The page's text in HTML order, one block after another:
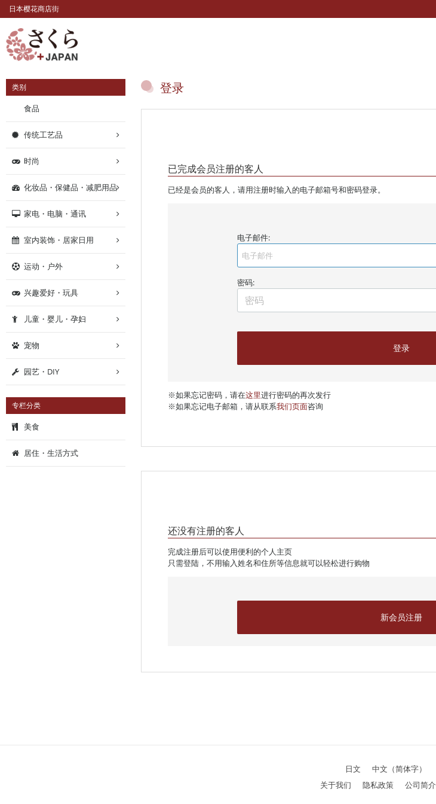
日本樱花商店街
登录
已完成会员注册的客人
已经是会员的客人，请用注册时输入的电子邮箱号和密码登录。
电子邮件:
密码:
登录
※如果忘记密码，请在这里进行密码的再次发行
※如果忘记电子邮箱，请从联系我们页面咨询
还没有注册的客人
完成注册后可以使用便利的个人主页
只需登陆，不用输入姓名和住所等信息就可以轻松进行购物
新会员注册
类别
食品
传统工艺品
时尚
化妆品・保健品・减肥用品
家电・电脑・通讯
室内装饰・居家日用
运动・户外
兴趣爱好・玩具
儿童・婴儿・孕妇
宠物
园艺・DIY
专栏分类
美食
居住・生活方式
日文 中文（简体字）
关于我们
隐私政策 公司简介